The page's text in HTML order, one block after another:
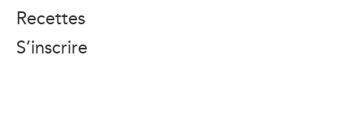
Recettes
S’inscrire